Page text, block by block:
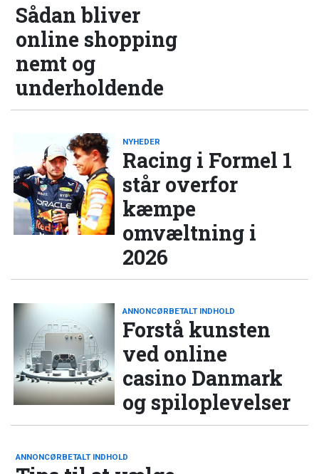
Sådan bliver
online shopping
nemt og
underholdende
NYHEDER
Racing i Formel 1
står overfor
kæmpe
omvæltning i
2026
ANNONCØRBETALT INDHOLD
Forstå kunsten
ved online
casino Danmark
og spiloplevelser
ANNONCØRBETALT INDHOLD